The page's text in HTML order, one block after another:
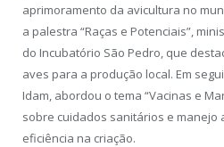
aprimoramento da avicultura no
a palestra “Raças e Potenciais”,
do Incubatório São Pedro, que
aves para a produção local. Em
Idam, abordou o tema “Vacinas e
sobre cuidados sanitários e
eficiência na criação.